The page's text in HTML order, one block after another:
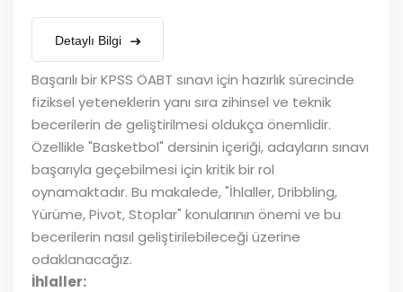
Detaylı Bilgi
Başarılı bir KPSS ÖABT sınavı için hazırlık sürecinde
fiziksel yeteneklerin yanı sıra zihinsel ve teknik
becerilerin de geliştirilmesi oldukça önemlidir.
Özellikle "Basketbol" dersinin içeriği, adayların sınavı
başarıyla geçebilmesi için kritik bir rol
oynamaktadır. Bu makalede, "İhlaller, Dribbling,
Yürüme, Pivot, Stoplar" konularının önemi ve bu
becerilerin nasıl geliştirilebileceği üzerine
odaklanacağız.
İhlaller: